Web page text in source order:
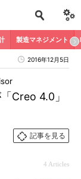
製造マネジメント
2016年12月5日
Creo 4.0」
記事を見る
4 Articles